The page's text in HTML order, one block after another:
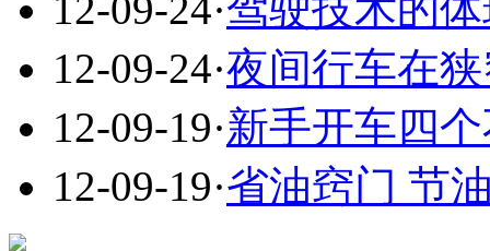
12-09-24·驾驶技术的
12-09-24·夜间行车在
12-09-19·新手开车四
12-09-19·省油窍门 节